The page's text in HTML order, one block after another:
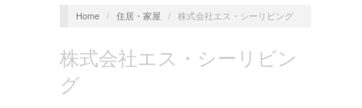
Home / 住居・家屋 / 株式会社エス・シーリビング
株式会社エス・シーリビン
グ